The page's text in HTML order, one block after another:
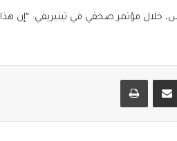
خلال مؤتمر صحفي في تينيريفي: “إن هذا
مشاركة عبر البريد طباعة